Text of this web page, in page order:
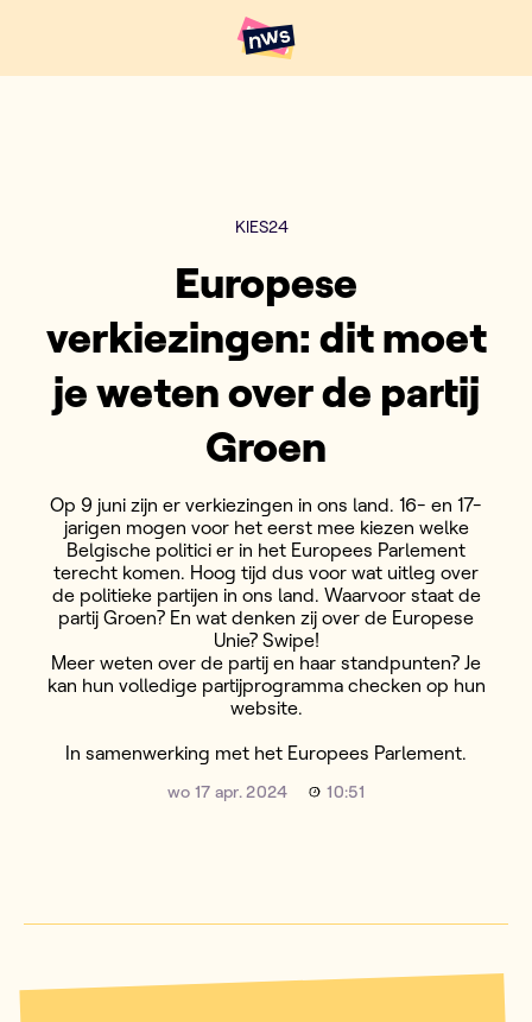
Hoofdpunten VRT NWS
KIES24
Europese
verkiezingen: dit moet
je weten over de partij
Groen
Op 9 juni zijn er verkiezingen in ons land. 16- en 17-
jarigen mogen voor het eerst mee kiezen welke
Belgische politici er in het Europees Parlement
terecht komen. Hoog tijd dus voor wat uitleg over
de politieke partijen in ons land. Waarvoor staat de
partij Groen? En wat denken zij over de Europese
Unie? Swipe!
Meer weten over de partij en haar standpunten? Je
kan hun volledige partijprogramma checken op hun
website.
In samenwerking met het Europees Parlement.
wo 17 apr. 2024 10:51